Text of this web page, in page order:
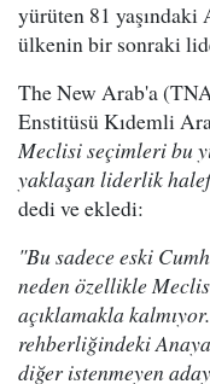
yürüten 81
ülkenin bir sonraki
The New Arab'a
Enstitüsü Kıdemli
Meclisi seçimleri bu
yaklaşan liderlik
dedi ve ekledi:
"Bu sadece eski
neden özellikle
açıklamakla
rehberliğindeki
diğer istenmeyen